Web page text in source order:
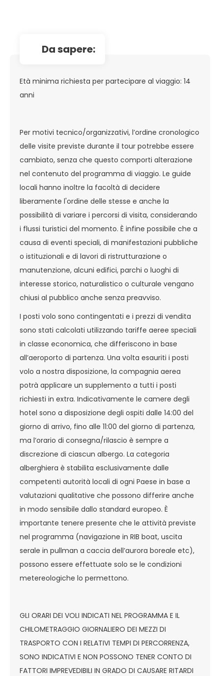
da sapere:
Età minima richiesta per partecipare al viaggio: 14
anni
Per motivi tecnico/organizzativi, l’ordine cronologico
delle visite previste durante il tour potrebbe essere
cambiato, senza che questo comporti alterazione
nel contenuto del programma di viaggio. Le guide
locali hanno inoltre la facoltà di decidere
liberamente l'ordine delle stesse e anche la
possibilità di variare i percorsi di visita, considerando
i flussi turistici del momento. È infine possibile che a
causa di eventi speciali, di manifestazioni pubbliche
o istituzionali e di lavori di ristrutturazione o
manutenzione, alcuni edifici, parchi o luoghi di
interesse storico, naturalistico o culturale vengano
chiusi al pubblico anche senza preavviso.
I posti volo sono contingentati e i prezzi di vendita
sono stati calcolati utilizzando tariffe aeree speciali
in classe economica, che differiscono in base
all’aeroporto di partenza. Una volta esauriti i posti
volo a nostra disposizione, la compagnia aerea
potrà applicare un supplemento a tutti i posti
richiesti in extra. Indicativamente le camere degli
hotel sono a disposizione degli ospiti dalle 14:00 del
giorno di arrivo, fino alle 11:00 del giorno di partenza,
ma l’orario di consegna/rilascio è sempre a
discrezione di ciascun albergo. La categoria
alberghiera è stabilita esclusivamente dalle
competenti autorità locali di ogni Paese in base a
valutazioni qualitative che possono differire anche
in modo sensibile dallo standard europeo. È
importante tenere presente che le attività previste
nel programma (navigazione in RIB boat, uscita
serale in pullman a caccia dell’aurora boreale etc),
possono essere effettuate solo se le condizioni
metereologiche lo permettono.
GLI ORARI DEI VOLI INDICATI NEL PROGRAMMA E IL
CHILOMETRAGGIO GIORNALIERO DEI MEZZI DI
TRASPORTO CON I RELATIVI TEMPI DI PERCORRENZA,
SONO INDICATIVI E NON POSSONO TENER CONTO DI
FATTORI IMPREVEDIBILI IN GRADO DI CAUSARE RITARDI